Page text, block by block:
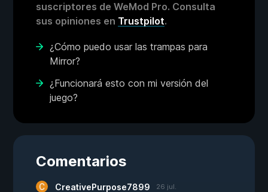
suscriptores de WeMod Pro. Consulta
sus opiniones en Trustpilot.
¿Cómo puedo usar las trampas para
Mirror?
¿Funcionará esto con mi versión del
juego?
Comentarios
CreativePurpose7899 26 jul.